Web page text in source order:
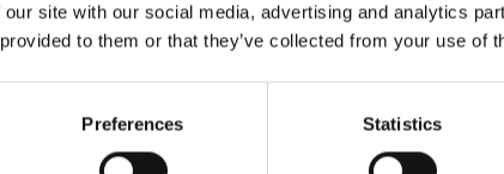
site with our social media, advertising and analytics
to them or that they’ve collected from your use of
Preferences Statistics
и стабильный
энергии
среду.
животных и более